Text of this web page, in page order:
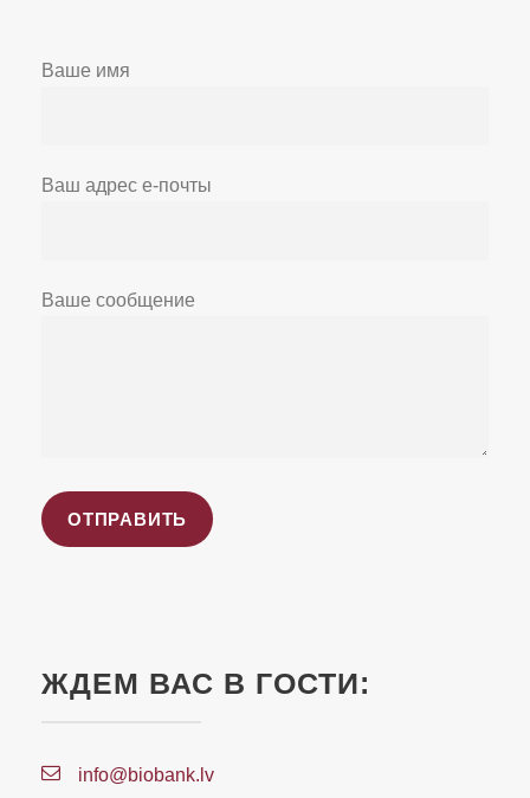
Ваше имя
Ваш адрес е-почты
Ваше сообщение
ЖДЕМ ВАС В ГОСТИ:
info@biobank.lv